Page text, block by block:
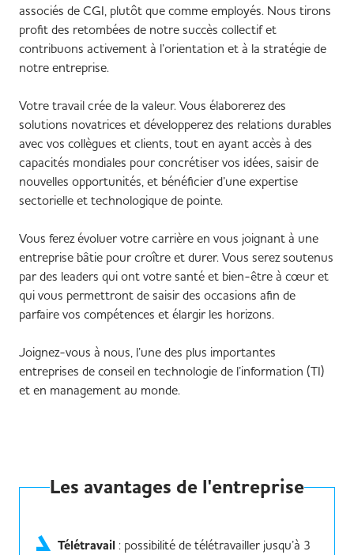
associés de CGI, plutôt que comme employés. Nous tirons
profit des retombées de notre succès collectif et
contribuons activement à l’orientation et à la stratégie de
notre entreprise.
Votre travail crée de la valeur. Vous élaborerez des
solutions novatrices et développerez des relations durables
avec vos collègues et clients, tout en ayant accès à des
capacités mondiales pour concrétiser vos idées, saisir de
nouvelles opportunités, et bénéficier d’une expertise
sectorielle et technologique de pointe.
Vous ferez évoluer votre carrière en vous joignant à une
entreprise bâtie pour croître et durer. Vous serez soutenus
par des leaders qui ont votre santé et bien-être à cœur et
qui vous permettront de saisir des occasions afin de
parfaire vos compétences et élargir les horizons.
Joignez-vous à nous, l’une des plus importantes
entreprises de conseil en technologie de l’information (TI)
et en management au monde.
Les avantages de l'entreprise
Télétravail : possibilité de télétravailler jusqu’à 3